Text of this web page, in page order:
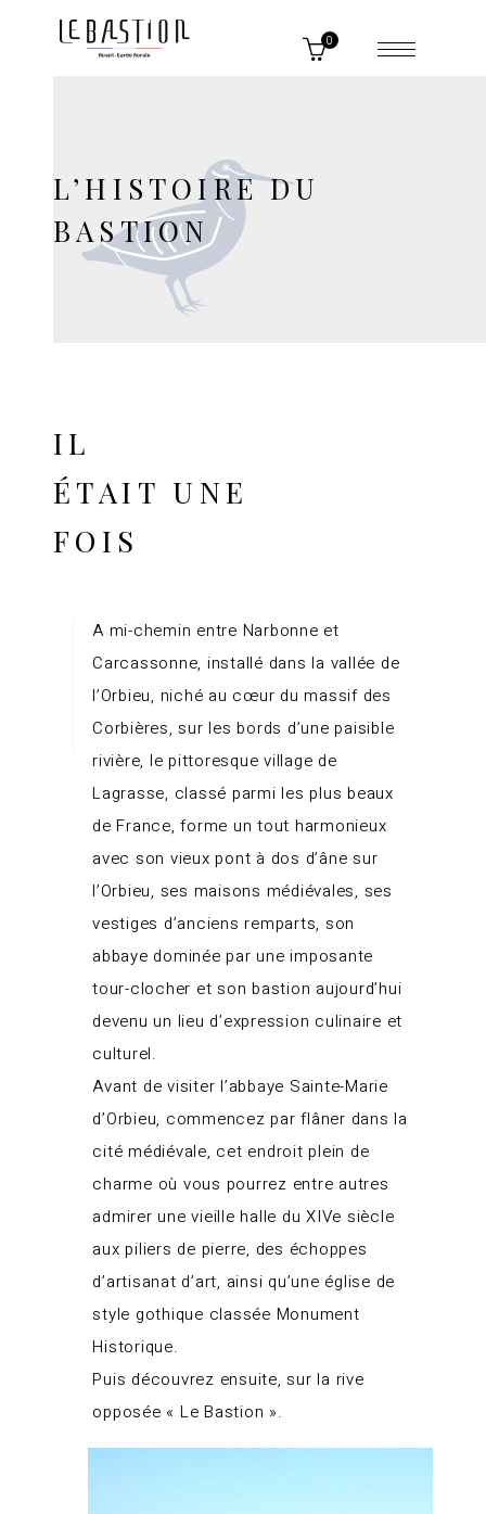
0
L’HISTOIRE DU
BASTION
IL
ÉTAIT UNE
FOIS
A mi-chemin entre Narbonne et
Carcassonne, installé dans la vallée de
l’Orbieu, niché au cœur du massif des
Corbières, sur les bords d’une paisible
rivière, le pittoresque village de
Lagrasse, classé parmi les plus beaux
de France, forme un tout harmonieux
avec son vieux pont à dos d’âne sur
l’Orbieu, ses maisons médiévales, ses
vestiges d’anciens remparts, son
abbaye dominée par une imposante
tour-clocher et son bastion aujourd’hui
devenu un lieu d’expression culinaire et
culturel.
Avant de visiter l’abbaye Sainte-Marie
d’Orbieu, commencez par flâner dans la
cité médiévale, cet endroit plein de
charme où vous pourrez entre autres
admirer une vieille halle du XIVe siècle
aux piliers de pierre, des échoppes
d’artisanat d’art, ainsi qu’une église de
style gothique classée Monument
Historique.
Puis découvrez ensuite, sur la rive
opposée « Le Bastion ».